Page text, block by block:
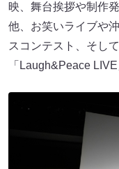
映、舞台挨拶や制作
他、お笑いライブや
スコンテスト、そし
「Laugh&Peace